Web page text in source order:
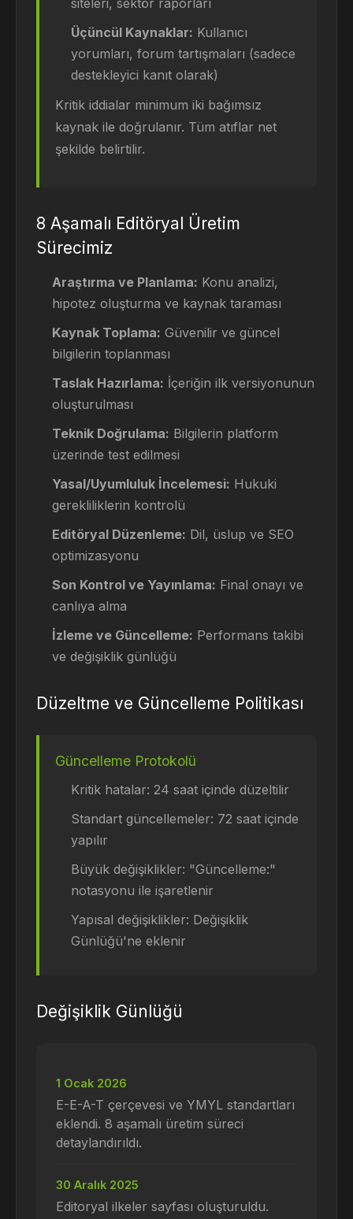
siteleri, sektör raporları
Üçüncül Kaynaklar: Kullanıcı
yorumları, forum tartışmaları (sadece
destekleyici kanıt olarak)
Kritik iddialar minimum iki bağımsız
kaynak ile doğrulanır. Tüm atıflar net
şekilde belirtilir.
8 Aşamalı Editöryal Üretim
Sürecimiz
Araştırma ve Planlama: Konu analizi,
hipotez oluşturma ve kaynak taraması
Kaynak Toplama: Güvenilir ve güncel
bilgilerin toplanması
Taslak Hazırlama: İçeriğin ilk versiyonunun
oluşturulması
Teknik Doğrulama: Bilgilerin platform
üzerinde test edilmesi
Yasal/Uyumluluk İncelemesi: Hukuki
gerekliliklerin kontrolü
Editöryal Düzenleme: Dil, üslup ve SEO
optimizasyonu
Son Kontrol ve Yayınlama: Final onayı ve
canlıya alma
İzleme ve Güncelleme: Performans takibi
ve değişiklik günlüğü
Düzeltme ve Güncelleme Politikası
Güncelleme Protokolü
Kritik hatalar: 24 saat içinde düzeltilir
Standart güncellemeler: 72 saat içinde
yapılır
Büyük değişiklikler: "Güncelleme:"
notasyonu ile işaretlenir
Yapısal değişiklikler: Değişiklik
Günlüğü'ne eklenir
Değişiklik Günlüğü
1 Ocak 2026
E-E-A-T çerçevesi ve YMYL standartları
eklendi. 8 aşamalı üretim süreci
detaylandırıldı.
30 Aralık 2025
Editoryal ilkeler sayfası oluşturuldu.